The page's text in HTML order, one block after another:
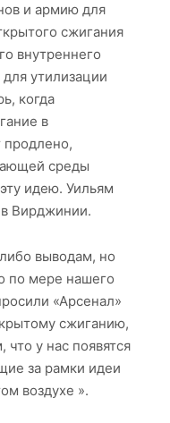
и армию для
сжигания
внутреннего
утилизации
когда
в
продлено,
среды
идею. Уильям
в Вирджинии.
выводам, но
по мере нашего
«Арсенал»
сжиганию,
у нас появятся
за рамки идеи
воздухе ».